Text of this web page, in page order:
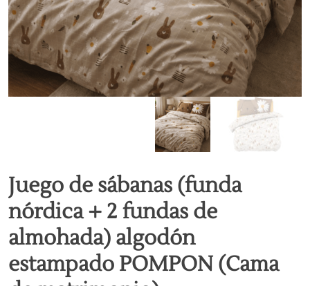
Juego de sábanas (funda
nórdica + 2 fundas de
almohada) algodón
estampado POMPON (Cama